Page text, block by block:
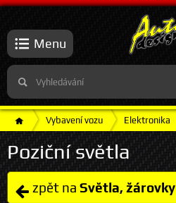
Menu
Vybavení vozu Elektronika
Poziční světla
zpět na Světla, žárovky